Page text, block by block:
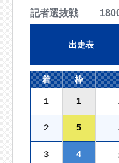
記者選抜戦
出走表
着 枠
１ 1
２ 5
３ 4